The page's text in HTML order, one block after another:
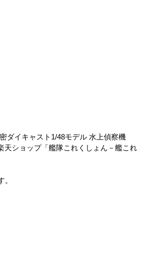
天ショップ「艦隊これくしょん－艦これ